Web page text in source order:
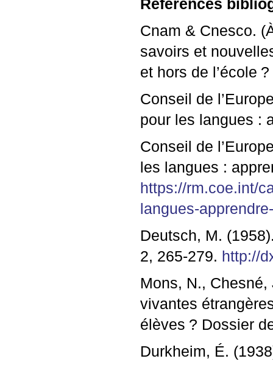
Références
Cnam & Cnesco.
savoirs et
et hors de l’école ?
Conseil de
pour les langues :
Conseil de
les langues :
https://rm.coe.int/
langues-
Deutsch, M.
2, 265-279. http://
Mons, N., Chesné,
vivantes
élèves ? Dossier
Durkheim, É.